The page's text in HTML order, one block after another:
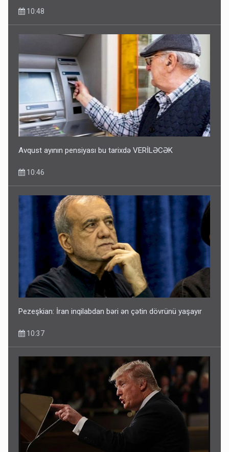
10:48
Avqust ayının pensiyası bu tarixdə VERİLƏCƏK
10:46
Pezeşkian: İran inqilabdan bəri ən çətin dövrünü yaşayır
10:37